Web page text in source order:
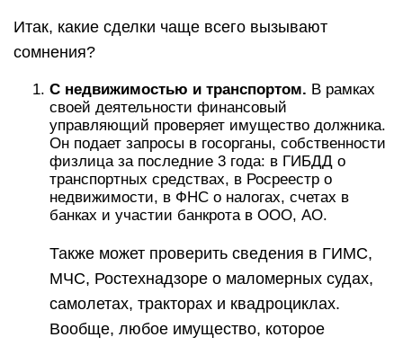
Итак, какие сделки чаще всего вызывают
сомнения?
С недвижимостью и транспортом. В рамках
своей деятельности финансовый
управляющий проверяет имущество должника.
Он подает запросы в госорганы, собственности
физлица за последние 3 года: в ГИБДД о
транспортных средствах, в Росреестр о
недвижимости, в ФНС о налогах, счетах в
банках и участии банкрота в ООО, АО.
Также может проверить сведения в ГИМС,
МЧС, Ростехнадзоре о маломерных судах,
самолетах, тракторах и квадроциклах.
Вообще, любое имущество, которое